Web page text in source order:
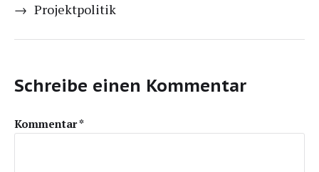
→ Projektpolitik
Schreibe einen Kommentar
Kommentar*